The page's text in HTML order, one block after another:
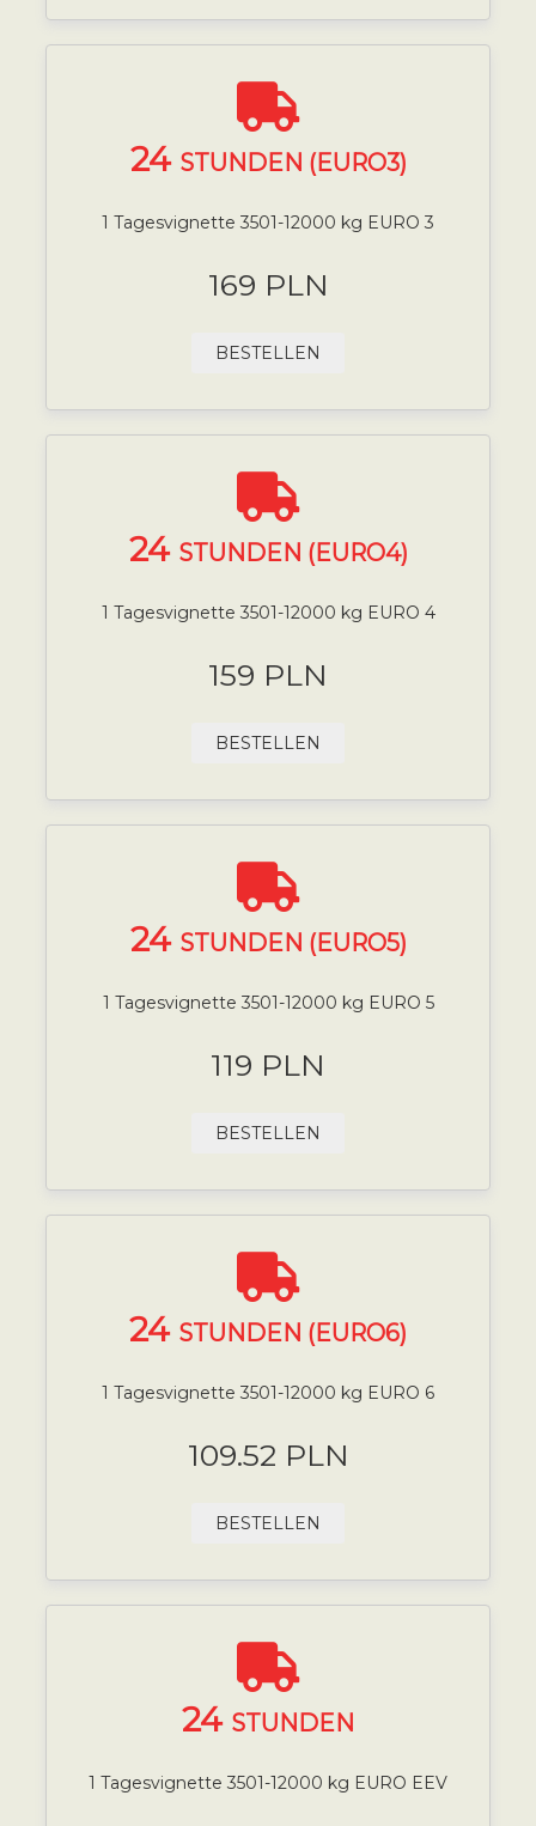
24 STUNDEN (EURO3)
1 Tagesvignette 3501-12000 kg EURO 3
169 PLN
BESTELLEN
24 STUNDEN (EURO4)
1 Tagesvignette 3501-12000 kg EURO 4
159 PLN
BESTELLEN
24 STUNDEN (EURO5)
1 Tagesvignette 3501-12000 kg EURO 5
119 PLN
BESTELLEN
24 STUNDEN (EURO6)
1 Tagesvignette 3501-12000 kg EURO 6
109.52 PLN
BESTELLEN
24 STUNDEN
1 Tagesvignette 3501-12000 kg EURO EEV